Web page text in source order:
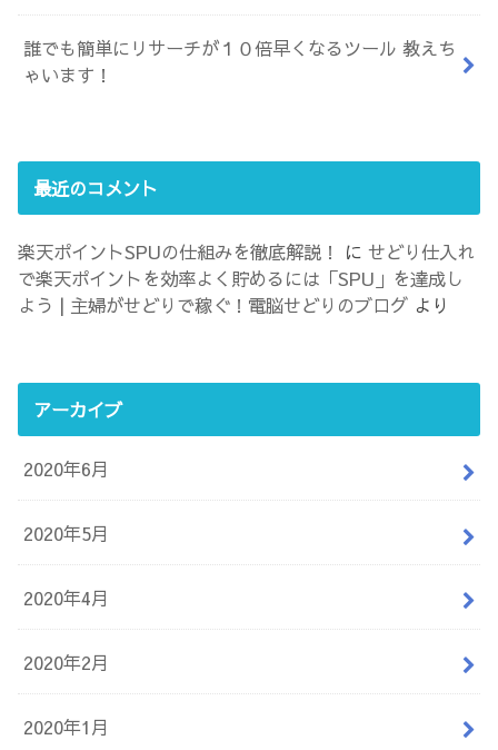
誰でも簡単にリサーチが１０倍早くなるツール 教えち
ゃいます！
最近のコメント
楽天ポイントSPUの仕組みを徹底解説！ にせどり仕入れ
で楽天ポイントを効率よく貯めるには「SPU」を達成し
よう | 主婦がせどりで稼ぐ！電脳せどりのブログ より
アーカイブ
2020年6月
2020年5月
2020年4月
2020年2月
2020年1月